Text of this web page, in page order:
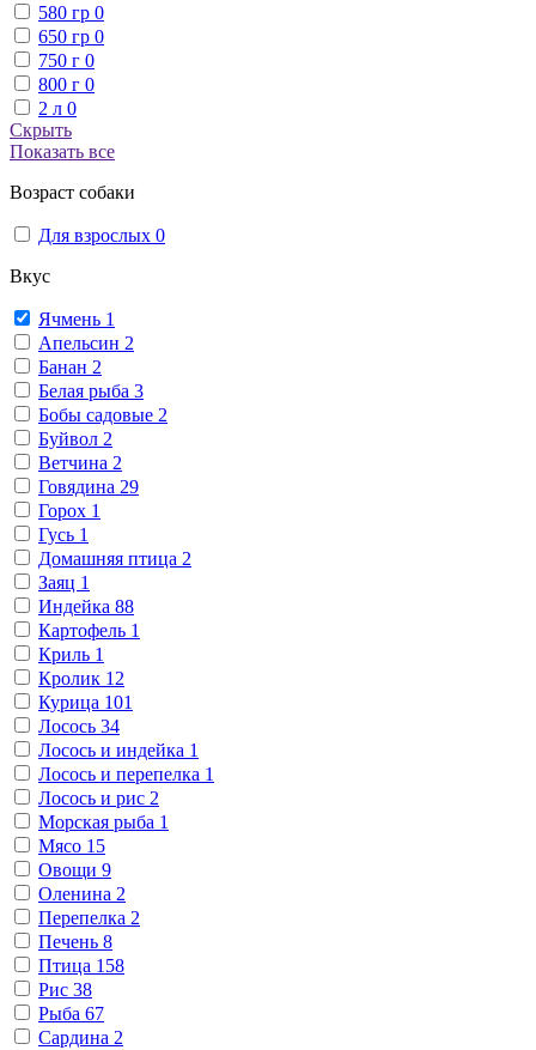
580 гр 0
650 гр 0
750 г 0
800 г 0
2 л 0
Скрыть
Показать все
Возраст собаки
Для взрослых 0
Вкус
Ячмень 1
Апельсин 2
Банан 2
Белая рыба 3
Бобы садовые 2
Буйвол 2
Ветчина 2
Говядина 29
Горох 1
Гусь 1
Домашняя птица 2
Заяц 1
Индейка 88
Картофель 1
Криль 1
Кролик 12
Курица 101
Лосось 34
Лосось и индейка 1
Лосось и перепелка 1
Лосось и рис 2
Морская рыба 1
Мясо 15
Овощи 9
Оленина 2
Перепелка 2
Печень 8
Птица 158
Рис 38
Рыба 67
Сардина 2